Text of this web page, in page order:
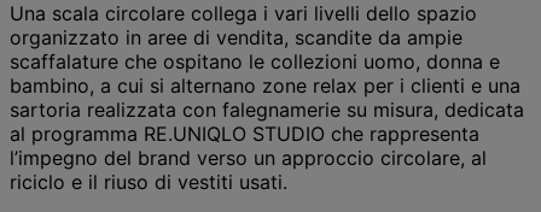
Una scala circolare collega i vari livelli dello spazio
organizzato in aree di vendita, scandite da ampie
scaffalature che ospitano le collezioni uomo, donna e
bambino, a cui si alternano zone relax per i clienti e una
sartoria realizzata con falegnamerie su misura, dedicata
al programma RE.UNIQLO STUDIO che rappresenta
l’impegno del brand verso un approccio circolare, al
riciclo e il riuso di vestiti usati.